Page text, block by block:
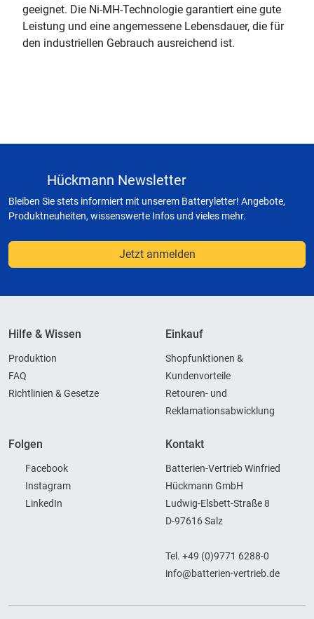
geeignet. Die Ni-MH-Technologie garantiert eine gute
Leistung und eine angemessene Lebensdauer, die für
den industriellen Gebrauch ausreichend ist.
Hückmann Newsletter
Bleiben Sie stets informiert mit unserem Batteryletter! Angebote,
Produktneuheiten, wissenswerte Infos und vieles mehr.
Jetzt anmelden
Hilfe & Wissen
Produktion
FAQ
Richtlinien & Gesetze
Einkauf
Shopfunktionen &
Kundenvorteile
Retouren- und
Reklamationsabwicklung
Folgen
Facebook
Instagram
LinkedIn
Kontakt
Batterien-Vertrieb Winfried
Hückmann GmbH
Ludwig-Elsbett-Straße 8
D-97616 Salz
Tel. +49 (0)9771 6288-0
info@batterien-vertrieb.de